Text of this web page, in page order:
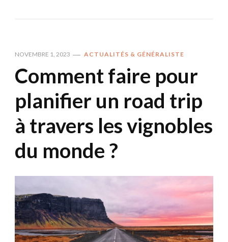
NOVEMBRE 1, 2023 ACTUALITÉS & GÉNÉRALISTE
Comment faire pour
planifier un road trip
à travers les vignobles
du monde ?